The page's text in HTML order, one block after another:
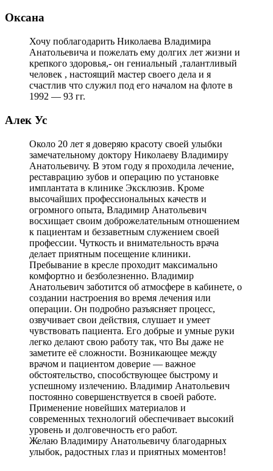
Оксана
Хочу поблагодарить Николаева Владимира
Анатольевича и пожелать ему долгих лет жизни и
крепкого здоровья,- он гениальный ,талантливый
человек , настоящий мастер своего дела и я
счастлив что служил под его началом на флоте в
1992 — 93 гг.
Алек Ус
Около 20 лет я доверяю красоту своей улыбки
замечательному доктору Николаеву Владимиру
Анатольевичу. В этом году я проходила лечение,
реставрацию зубов и операцию по установке
имплантата в клинике Эксклюзив. Кроме
высочайших профессиональных качеств и
огромного опыта, Владимир Анатольевич
восхищает своим доброжелательным отношением
к пациентам и беззаветным служением своей
профессии. Чуткость и внимательность врача
делает приятным посещение клиники.
Пребывание в кресле проходит максимально
комфортно и безболезненно. Владимир
Анатольевич заботится об атмосфере в кабинете, о
создании настроения во время лечения или
операции. Он подробно разъясняет процесс,
озвучивает свои действия, слушает и умеет
чувствовать пациента. Его добрые и умные руки
легко делают свою работу так, что Вы даже не
заметите её сложности. Возникающее между
врачом и пациентом доверие — важное
обстоятельство, способствующее быстрому и
успешному излечению. Владимир Анатольевич
постоянно совершенствуется в своей работе.
Применение новейших материалов и
современных технологий обеспечивает высокий
уровень и долговечность его работ.
Желаю Владимиру Анатольевичу благодарных
улыбок, радостных глаз и приятных моментов!